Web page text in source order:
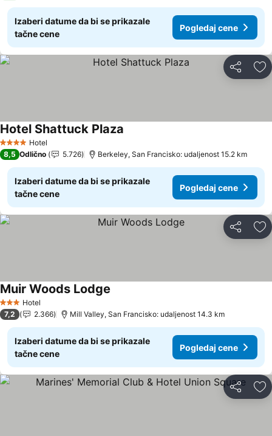
Izaberi datume da bi se prikazale
tačne cene
Pogledaj cene
Deli
4 ZvezdiceHotel
Hotel Shattuck Plaza
8,5 Odlično 5.726 Berkeley, San Francisko: udaljenost 15.2 km
Izaberi datume da bi se prikazale
tačne cene
Pogledaj cene
Deli
3 Zvezdice
Hotel
Muir Woods Lodge
7,2 2.366 Mill Valley, San Francisko: udaljenost 14.3 km
Izaberi datume da bi se prikazale
tačne cene
Pogledaj cene
Deli